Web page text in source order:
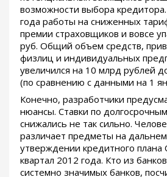
возможности выбора
года работы на сниженных
премии страховщиков и вовсе
руб. Общий объем средств,
физлиц и индивидуальных
увеличился на 10 млрд рублей
(по сравнению с данными на 1
Конечно, разработчики
нюансы. Ставки по
снижались не так сильно.
различает предметы на
утверждении кредитного плана
квартал 2012 года. Кто из
системно значимых банков,